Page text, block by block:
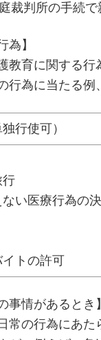
裁判所の手続
為】
教育に関する
行為に当たる
行使可）
行
い医療行為の
イトの許可
事情があるとき】
常の行為にあ